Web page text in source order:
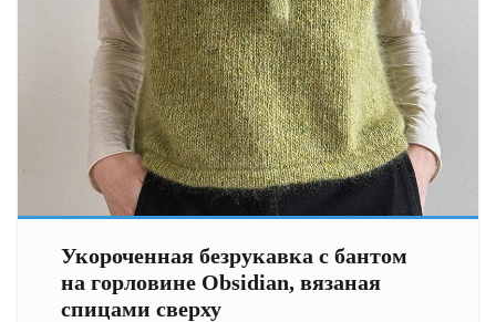
Укороченная безрукавка с бантом
на горловине Obsidian, вязаная
спицами сверху